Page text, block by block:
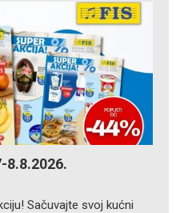
8.8.2026.
Sačuvajte svoj kućni